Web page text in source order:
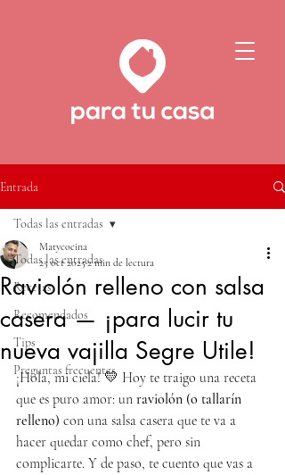
Entrada
Todas las entradas
Recetas
Recomendados
Tips
Preguntas frecuentes
Todas las entradas
Raviolón relleno con salsa
casera — ¡para lucir tu
nueva vajilla Segre Utile!
Matycocina
25 oct 20252 min de lectura
¡Hola, mi ciela! 💛 Hoy te traigo una receta
que es puro amor: un raviolón (o tallarín
relleno) con una salsa casera que te va a
hacer quedar como chef, pero sin
complicarte. Y de paso, te cuento que vas a